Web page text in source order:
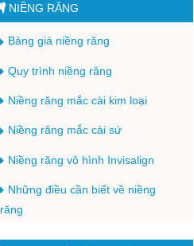
NIỀNG RĂNG
Bảng giá niềng răng
Quy trình niềng răng
Niềng răng mắc cài kim loại
Niềng răng mắc cài sứ
Niềng răng vô hình Invisalign
Những điều cần biết về niềng
răng